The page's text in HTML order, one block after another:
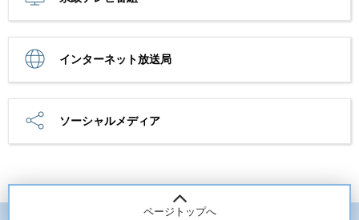
インターネット放送局
ソーシャルメディア
ページトップへ